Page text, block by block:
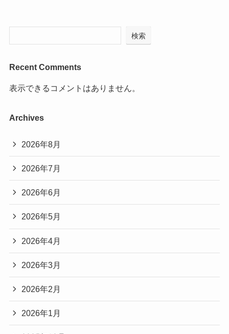
検索
Recent Comments
表示できるコメントはありません。
Archives
2026年8月
2026年7月
2026年6月
2026年5月
2026年4月
2026年3月
2026年2月
2026年1月